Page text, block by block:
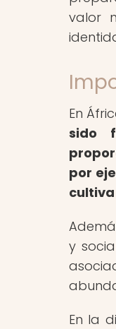
valor
En
sido
por
y
En la